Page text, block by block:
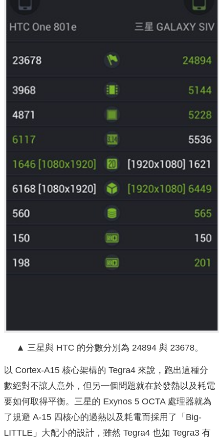
▲ 三星與 HTC 的分數分別為 24894 與 23678。
以 Cortex-A15 核心架構的 Tegra4 來說，跑出這種分
數絕對不讓人意外，但另一個問題就在於發熱以及耗電
要如何取得平衡。三星的 Exynos 5 OCTA 處理器就為
了規避 A-15 四核心的過熱以及耗電而採用了「Big-
LITTLE」大配小的設計，雖然 Tegra4 也如 Tegra3 有